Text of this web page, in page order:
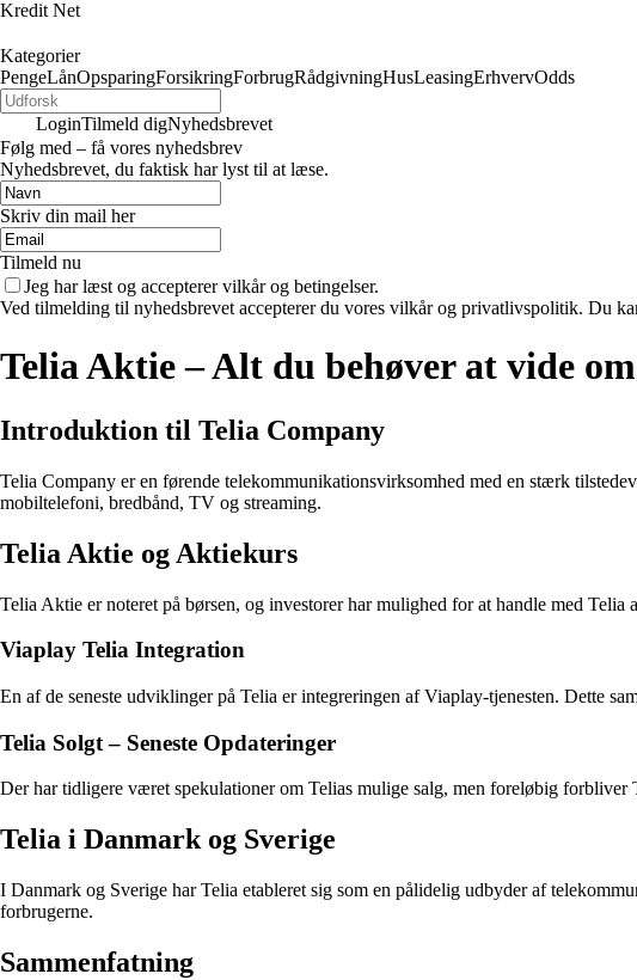
Kredit Net
Kategorier
PengeLånOpsparingForsikringForbrugRådgivningHusLeasingErhvervOdds
LoginTilmeld digNyhedsbrevet
Følg med – få vores nyhedsbrev
Nyhedsbrevet, du faktisk har lyst til at læse.
Skriv din mail her
Tilmeld nu
Jeg har læst og accepterer vilkår og betingelser.
Ved tilmelding til nyhedsbrevet accepterer du vores vilkår og privatlivspolitik. Du
Telia Aktie – Alt du behøver at vide
Introduktion til Telia Company
Telia Company er en førende telekommunikationsvirksomhed med en stærk
mobiltelefoni, bredbånd, TV og streaming.
Telia Aktie og Aktiekurs
Telia Aktie er noteret på børsen, og investorer har mulighed for at handle med
Viaplay Telia Integration
En af de seneste udviklinger på Telia er integreringen af Viaplay-tjenesten. Dette
Telia Solgt – Seneste Opdateringer
Der har tidligere været spekulationer om Telias mulige salg, men foreløbig forbliver
Telia i Danmark og Sverige
I Danmark og Sverige har Telia etableret sig som en pålidelig udbyder af
forbrugerne.
Sammenfatning